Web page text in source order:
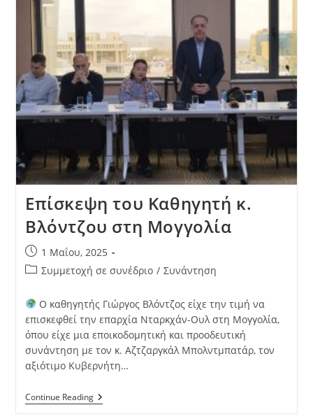
Επίσκεψη του Καθηγητή κ.
Βλόντζου στη Μογγολία
1 Μαΐου, 2025
Συμμετοχή σε συνέδριο / Συνάντηση
Ο καθηγητής Γιώργος Βλόντζος είχε την τιμή να
επισκεφθεί την επαρχία Νταρκχάν-Ουλ στη Μογγολία,
όπου είχε μια εποικοδομητική και προοδευτική
συνάντηση με τον κ. Αζτζαργκάλ Μπολντμπατάρ, τον
αξιότιμο Κυβερνήτη…
Continue Reading